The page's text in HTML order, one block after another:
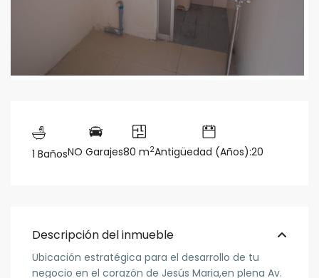
1 BañosNO Garajes80 m2Antigüedad (Años):20
Descripción del inmueble
Ubicación estratégica para el desarrollo de tu
negocio en el corazón de Jesús Maria,en plena Av.